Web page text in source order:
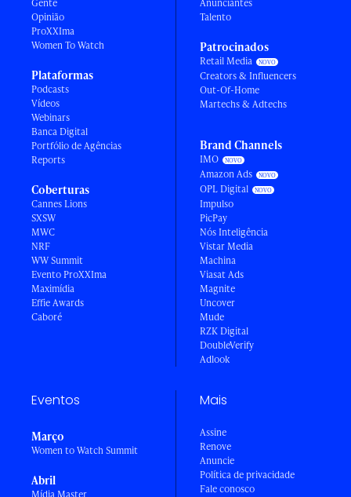
Gente
Opinião
ProXXIma
Women To Watch
Plataformas
Podcasts
Vídeos
Webinars
Banca Digital
Portfólio de Agências
Reports
Coberturas
Cannes Lions
SXSW
MWC
NRF
WW Summit
Evento ProXXIma
Maximídia
Effie Awards
Caboré
Anunciantes
Talento
Patrocinados
Retail Media
Creators & Influencers
Out-Of-Home
Martechs & Adtechs
Brand Channels
IMO
Amazon Ads
OPL Digital
Impulso
PicPay
Nós Inteligência
Vistar Media
Machina
Viasat Ads
Magnite
Uncover
Mude
RZK Digital
DoubleVerify
Adlook
Eventos
Março
Women to Watch Summit
Abril
Mídia Master
Mais
Assine
Renove
Anuncie
Política de privacidade
Fale conosco